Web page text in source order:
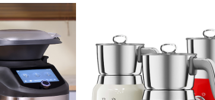
Робот
умной плитой
серебристого
цифровым ЖК-
объемом 6